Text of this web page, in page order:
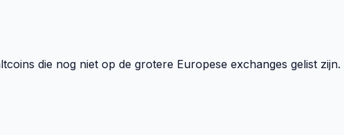
die nog niet op de grotere Europese exchanges gelist zijn.